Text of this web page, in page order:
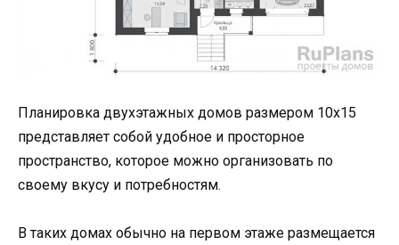
Планировка двухэтажных домов размером 10х15
представляет собой удобное и просторное
пространство, которое можно организовать по
своему вкусу и потребностям.
В таких домах обычно на первом этаже размещается